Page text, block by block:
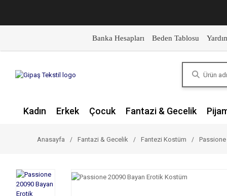
Banka Hesapları Beden Tablosu
Kadın Erkek Çocuk Fantazi & Gecelik
Anasayfa Fantazi & Gecelik Fantezi Kostüm